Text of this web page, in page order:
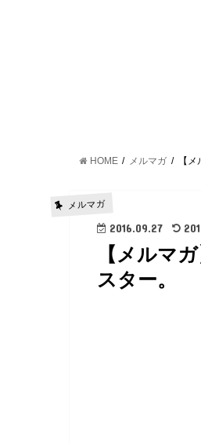
HOME メルマガ 【
メルマガ
2016.09.27
【メルマ
スター。